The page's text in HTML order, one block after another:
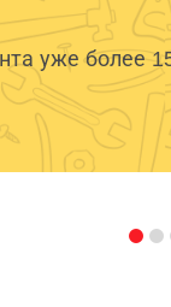
уже более